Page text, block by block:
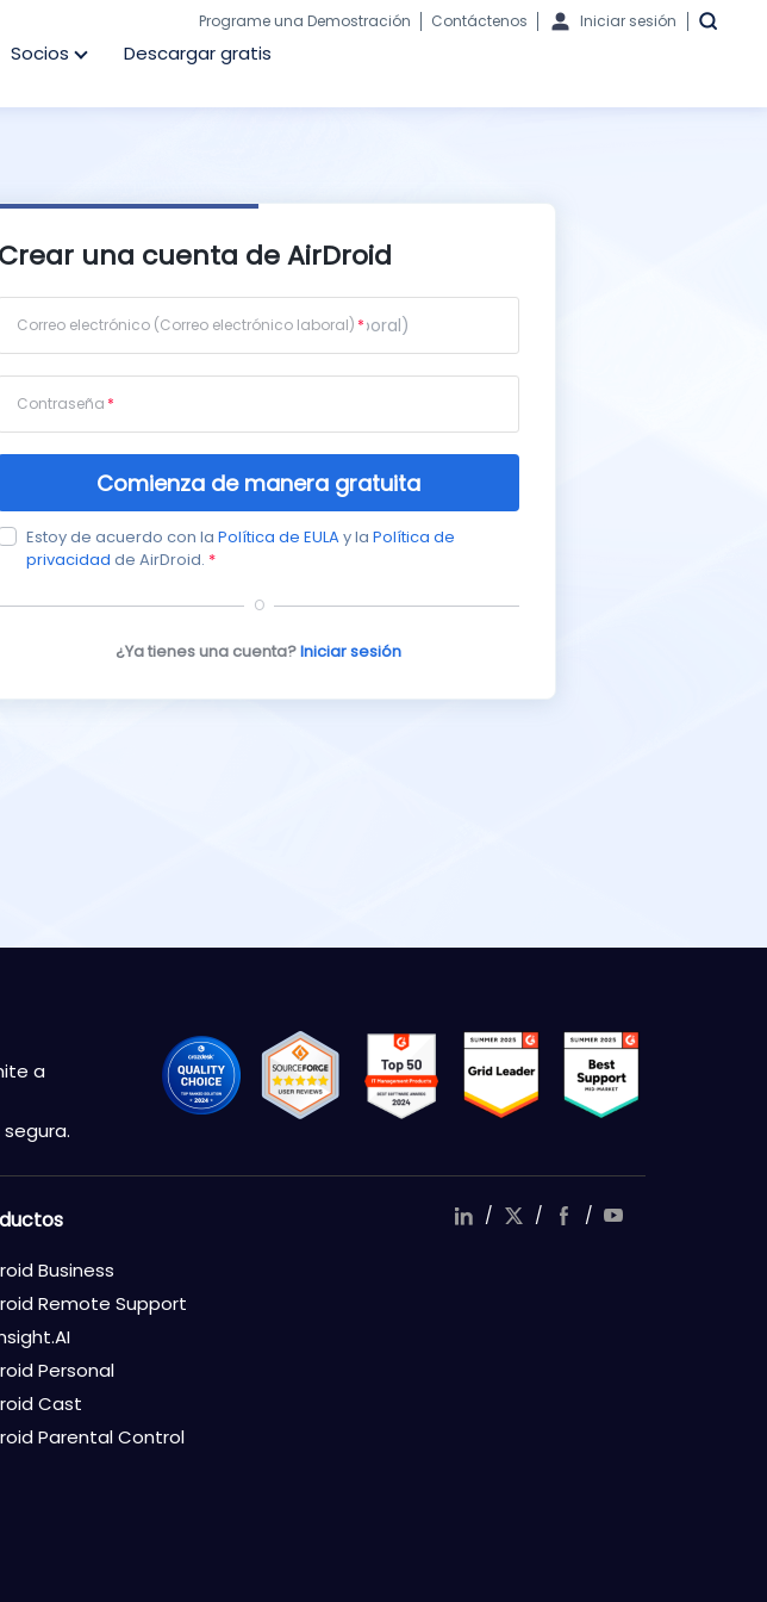
Socios Descargar gratis
Programe una Demostración Contáctenos Iniciar sesión
Crear una cuenta de AirDroid
Correo electrónico (Correo electrónico laboral)
Contraseña
Comienza de manera gratuita
Estoy de acuerdo con la Política de EULAy la Política de
privacidad de AirDroid. *
O
¿Ya tienes una cuenta?Iniciar sesión
a
Business
Remote Support
Personal
Cast
Parental Control
/ / /